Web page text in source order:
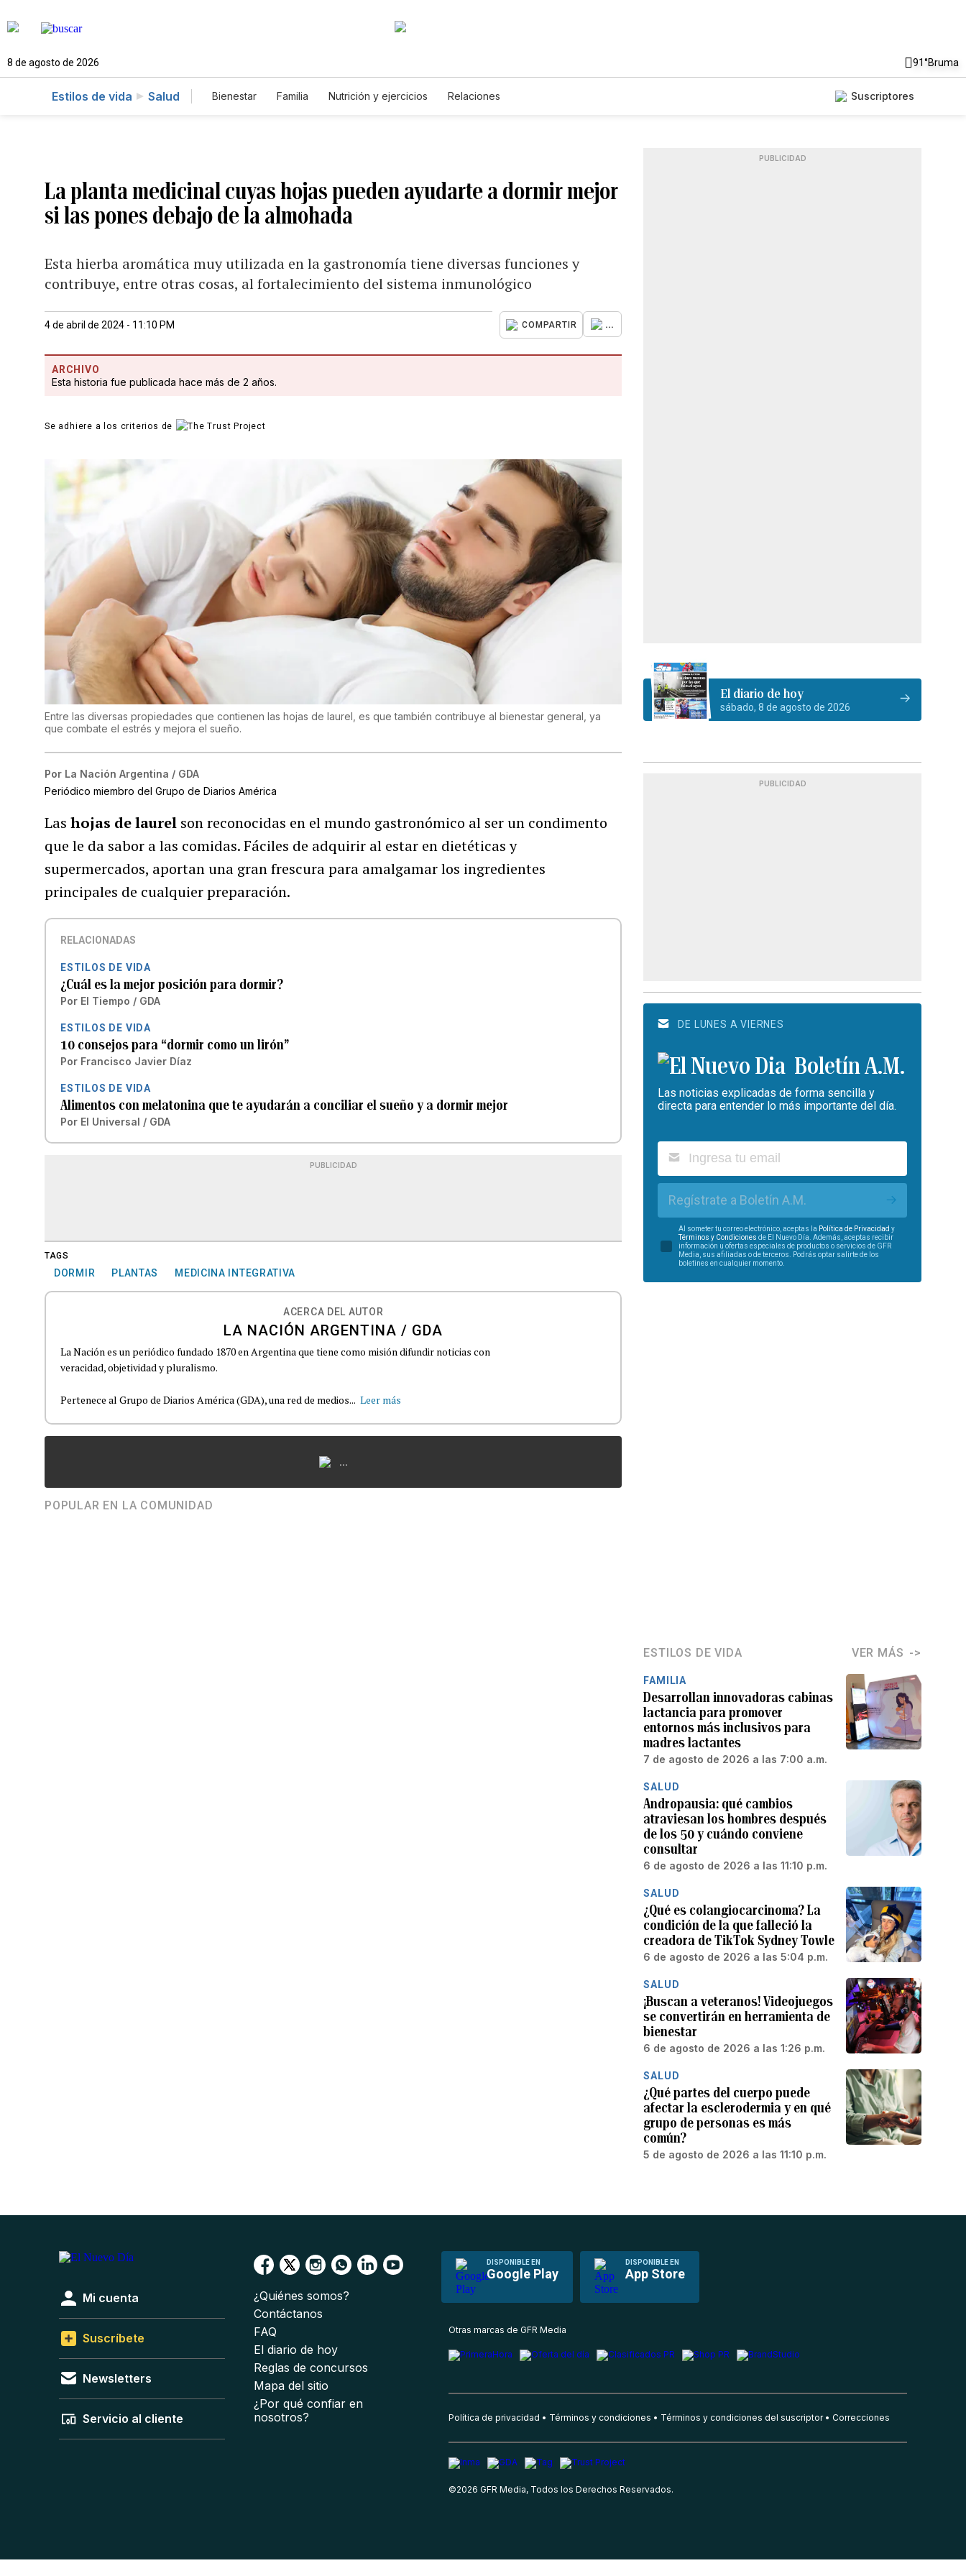
8 de agosto de 2026 91°Bruma
Estilos de vida Salud Bienestar Familia Nutrición y ejercicios Relaciones Suscriptores
La planta medicinal cuyas hojas pueden ayudarte a dormir mejor
si las pones debajo de la almohada
Esta hierba aromática muy utilizada en la gastronomía tiene diversas funciones y
contribuye, entre otras cosas, al fortalecimiento del sistema inmunológico
4 de abril de 2024 - 11:10 PM COMPARTIR ...
ARCHIVO
Esta historia fue publicada hace más de 2 años.
Se adhiere a los criterios de
Entre las diversas propiedades que contienen las hojas de laurel, es que también contribuye al bienestar general, ya
que combate el estrés y mejora el sueño.
Por La Nación Argentina / GDA
Periódico miembro del Grupo de Diarios América
Lashojas de laurel son reconocidas en el mundo gastronómico al ser un condimento
que le da sabor a las comidas. Fáciles de adquirir al estar en dietéticas y
supermercados, aportan una gran frescura para amalgamar los ingredientes
principales de cualquier preparación.
RELACIONADAS
ESTILOS DE VIDA
¿Cuál es la mejor posición para dormir?
Por El Tiempo / GDA
ESTILOS DE VIDA
10 consejos para “dormir como un lirón”
Por Francisco Javier Díaz
ESTILOS DE VIDA
Alimentos con melatonina que te ayudarán a conciliar el sueño y a dormir mejor
Por El Universal / GDA
PUBLICIDAD
TAGS
DORMIR PLANTAS MEDICINA INTEGRATIVA
ACERCA DEL AUTOR
LA NACIÓN ARGENTINA / GDA
La Nación es un periódico fundado 1870 en Argentina que tiene como misión difundir noticias con
veracidad, objetividad y pluralismo.
Pertenece al Grupo de Diarios América (GDA), una red de medios... Leer más
...
POPULAR EN LA COMUNIDAD
PUBLICIDAD
El diario de hoy
sábado, 8 de agosto de 2026
PUBLICIDAD
DE LUNES A VIERNES
Boletín A.M.
Las noticias explicadas de forma sencilla y
directa para entender lo más importante del día.
Regístrate a Boletín A.M.
Al someter tu correo electrónico, aceptas la Política de Privacidad y
Términos y Condiciones de El Nuevo Día. Además, aceptas recibir
información u ofertas especiales de productos o servicios de GFR
Media, sus afiliadas o de terceros. Podrás optar salirte de los
boletines en cualquier momento.
ESTILOS DE VIDA VER MÁS
FAMILIA
Desarrollan innovadoras cabinas
lactancia para promover
entornos más inclusivos para
madres lactantes
7 de agosto de 2026 a las 7:00 a.m.
SALUD
Andropausia: qué cambios
atraviesan los hombres después
de los 50 y cuándo conviene
consultar
6 de agosto de 2026 a las 11:10 p.m.
SALUD
¿Qué es colangiocarcinoma? La
condición de la que falleció la
creadora de TikTok Sydney Towle
6 de agosto de 2026 a las 5:04 p.m.
SALUD
¡Buscan a veteranos! Videojuegos
se convertirán en herramienta de
bienestar
6 de agosto de 2026 a las 1:26 p.m.
SALUD
¿Qué partes del cuerpo puede
afectar la esclerodermia y en qué
grupo de personas es más
común?
5 de agosto de 2026 a las 11:10 p.m.
DISPONIBLE EN
Google Play
DISPONIBLE EN
App Store
Mi cuenta
Suscríbete
Newsletters
Servicio al cliente
¿Quiénes somos?
Contáctanos
FAQ
El diario de hoy
Reglas de concursos
Mapa del sitio
¿Por qué confiar en
nosotros?
Otras marcas de GFR Media
Política de privacidad Términos y condiciones Términos y condiciones del suscriptor Correcciones
©2026 GFR Media, Todos los Derechos Reservados.